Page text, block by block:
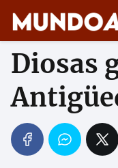
Diosas